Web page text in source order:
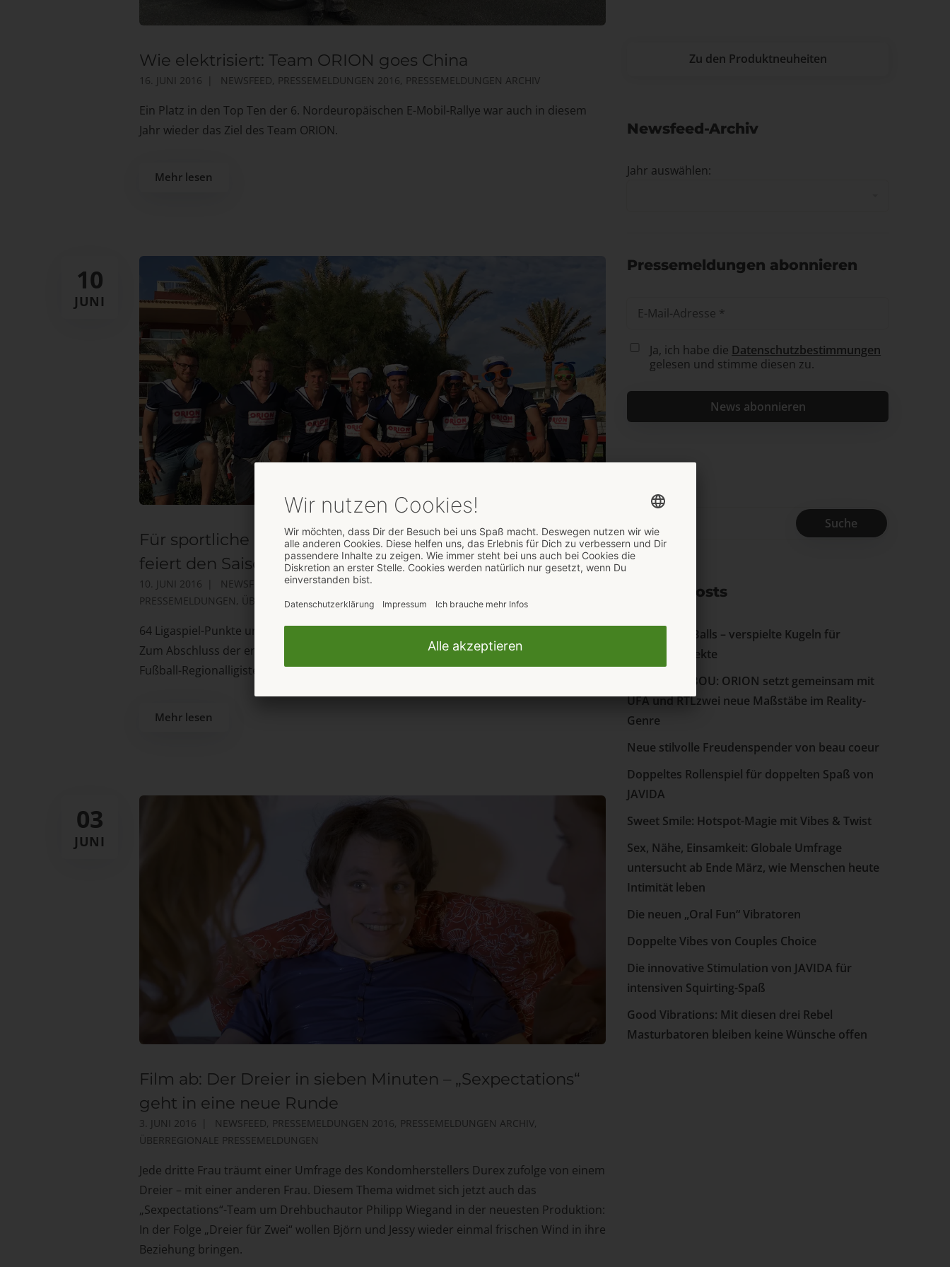
Wie elektrisiert: Team ORION goes China
16. JUNI 2016 NEWSFEED, PRESSEMELDUNGEN 2016, PRESSEMELDUNGEN ARCHIV
Ein Platz in den Top Ten der 6. Nordeuropäischen E-Mobil-Rallye war auch in diesem
Jahr wieder das Ziel des Team ORION.
Mehr lesen
10
JUNI
Für sportliche Höhepunkte: ORION-Partner ETSV Weiche
feiert den Saisonabschluss auf Mallorca
10. JUNI 2016 NEWSFEED PRESSEMELDUNGEN 2016
PRESSEMELDUNGEN, ÜBERREGIONALE PRESSEMELDUNGEN
64 Ligaspiel-Punkte und 57 Tore, jedes von ihnen powered mit Liebe: Das wird gefeiert.
Zum Abschluss der erfolgreichen Saison 2015/2016 ging es für einige Spieler des
Fußball-Regionalligisten ETSV Weiche Flensburg für vier Tage nach Mallorca.
Mehr lesen
03
JUNI
Film ab: Der Dreier in sieben Minuten – „Sexpectations“
geht in eine neue Runde
3. JUNI 2016 NEWSFEED, PRESSEMELDUNGEN 2016, PRESSEMELDUNGEN ARCHIV,
ÜBERREGIONALE PRESSEMELDUNGEN
Jede dritte Frau träumt einer Umfrage des Kondomherstellers Durex zufolge von einem
Dreier – mit einer anderen Frau. Diesem Thema widmet sich jetzt auch das
„Sexpectations“-Team um Drehbuchautor Philipp Wiegand in der neuesten Produktion:
In der Folge „Dreier für Zwei“ wollen Björn und Jessy wieder einmal frischen Wind in ihre
Beziehung bringen.
Zu den Produktneuheiten
Newsfeed-Archiv
Jahr auswählen:
Pressemeldungen abonnieren
Ja, ich habe die Datenschutzbestimmungen
gelesen und stimme diesen zu.
Recent Posts
Cuties Love Balls – verspielte Kugeln für
spürbare Effekte
MAISON TABOU: ORION setzt gemeinsam mit
UFA und RTLzwei neue Maßstäbe im Reality-
Genre
Neue stilvolle Freudenspender von beau coeur
Doppeltes Rollenspiel für doppelten Spaß von
JAVIDA
Sweet Smile: Hotspot-Magie mit Vibes & Twist
Sex, Nähe, Einsamkeit: Globale Umfrage
untersucht ab Ende März, wie Menschen heute
Intimität leben
Die neuen „Oral Fun“ Vibratoren
Doppelte Vibes von Couples Choice
Die innovative Stimulation von JAVIDA für
intensiven Squirting-Spaß
Good Vibrations: Mit diesen drei Rebel
Masturbatoren bleiben keine Wünsche offen